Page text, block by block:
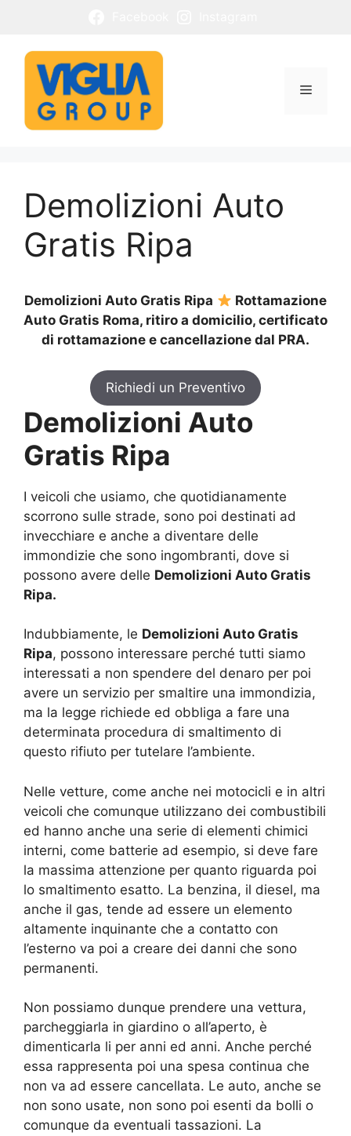
contenuto
Menu
Demolizioni Auto
Gratis Ripa
Demolizioni Auto Gratis Ripa
Rottamazione
Auto Gratis Roma, ritiro a domicilio, certificato
di rottamazione e cancellazione dal PRA.
Richiedi un Preventivo
Demolizioni Auto
Gratis Ripa
I veicoli che usiamo, che quotidianamente
scorrono sulle strade, sono poi destinati ad
invecchiare e anche a diventare delle
immondizie che sono ingombranti, dove si
possono avere delle Demolizioni Auto Gratis
Ripa.
Indubbiamente, le Demolizioni Auto Gratis
Ripa, possono interessare perché tutti siamo
interessati a non spendere del denaro per poi
avere un servizio per smaltire una immondizia,
ma la legge richiede ed obbliga a fare una
determinata procedura di smaltimento di
questo rifiuto per tutelare l’ambiente.
Nelle vetture, come anche nei motocicli e in altri
veicoli che comunque utilizzano dei combustibili
ed hanno anche una serie di elementi chimici
interni, come batterie ad esempio, si deve fare
la massima attenzione per quanto riguarda poi
lo smaltimento esatto. La benzina, il diesel, ma
anche il gas, tende ad essere un elemento
altamente inquinante che a contatto con
l’esterno va poi a creare dei danni che sono
permanenti.
Non possiamo dunque prendere una vettura,
parcheggiarla in giardino o all’aperto, è
dimenticarla li per anni ed anni. Anche perché
essa rappresenta poi una spesa continua che
non va ad essere cancellata. Le auto, anche se
non sono usate, non sono poi esenti da bolli o
comunque da eventuali tassazioni. La